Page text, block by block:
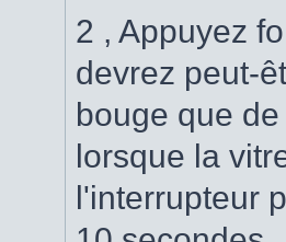
2 , Appuyez
devrez peut-
bouge que
lorsque la
l'interrupteur